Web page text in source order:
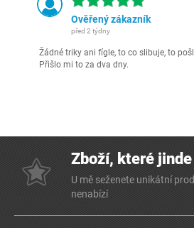
Ověřený zákazník
před 2 týdny
Žádné triky ani fígle, to co slibuje, to
Přišlo mi to za dva dny.
Zboží, které
U mě seženete unikátní
nenabízí